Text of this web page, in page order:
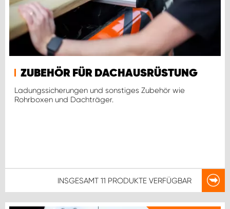
ZUBEHÖR FÜR DACHAUSRÜSTUNG
Ladungssicherungen und sonstiges Zubehör wie
Rohrboxen und Dachträger.
INSGESAMT 11 PRODUKTE VERFÜGBAR